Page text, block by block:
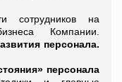
сотрудников на
Компании.
персонала.
персонала